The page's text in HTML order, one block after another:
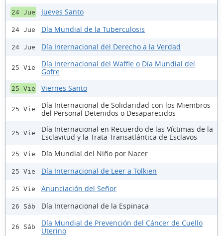
24 Jue Jueves Santo
24 Jue Día Mundial de la Tuberculosis
24 Jue Día Internacional del Derecho a la Verdad
25 Vie
Día Internacional del Waffle o Día Mundial del
Gofre
25 Vie Viernes Santo
25 Vie
Día Internacional de Solidaridad con los Miembros
del Personal Detenidos o Desaparecidos
25 Vie
Día Internacional en Recuerdo de las Víctimas de la
Esclavitud y la Trata Transatlántica de Esclavos
25 Vie Día Mundial del Niño por Nacer
25 Vie Día Internacional de Leer a Tolkien
25 Vie Anunciación del Señor
26 Sáb Día Internacional de la Espinaca
26 Sáb
Día Mundial de Prevención del Cáncer de Cuello
Uterino